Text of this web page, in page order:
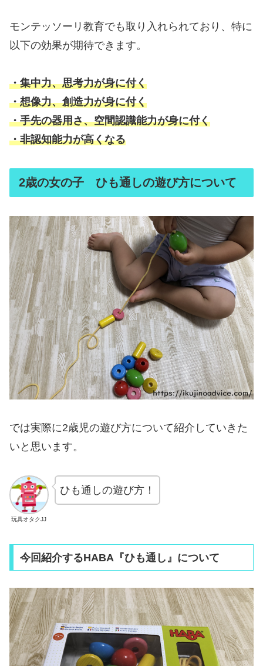
モンテッソーリ教育でも取り入れられており、特に
以下の効果が期待できます。
・集中力、思考力が身に付く
・想像力、創造力が身に付く
・手先の器用さ、空間認識能力が身に付く
・非認知能力が高くなる
2歳の女の子 ひも通しの遊び方について
では実際に2歳児の遊び方について紹介していきた
いと思います。
玩具オタクJJ
ひも通しの遊び方！
今回紹介するHABA『ひも通し』について